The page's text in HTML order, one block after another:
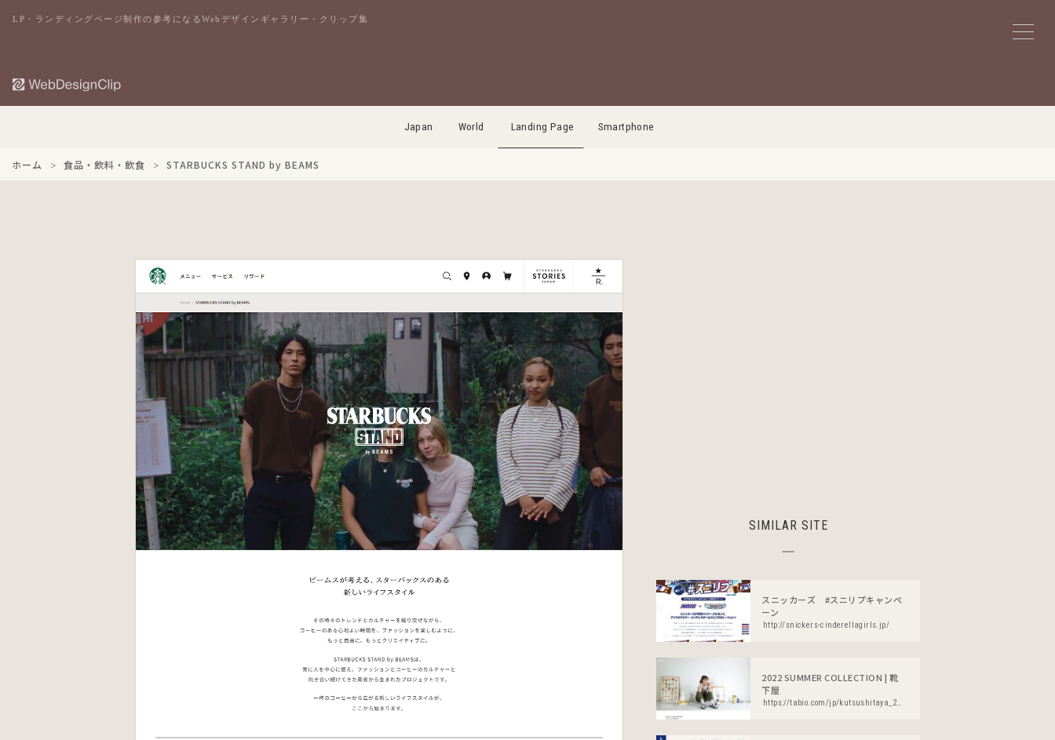
LP・ランディングページ制作の参考になるWebデザインギャラリー・クリップ集
Japan World Landing Page Smartphone
ホーム 食品・飲料・飲食 STARBUCKS STAND by BEAMS
SIMILAR SITE
スニッカーズ #スニリプキャンペ
ーン
http://snickers-cinderellagirls.jp/
2022 SUMMER COLLECTION | 靴
下屋
https://tabio.com/jp/kutsushitaya_2022summer/